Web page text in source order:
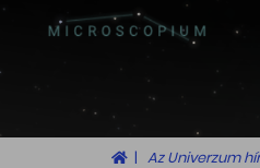
Az Univerzum